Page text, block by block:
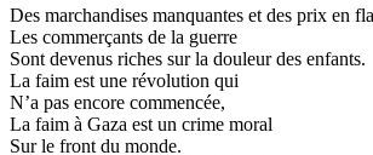
Des marchandises manquantes et des prix en
Les commerçants de la guerre
Sont devenus riches sur la douleur des enfants.
La faim est une révolution qui
N’a pas encore commencée,
La faim à Gaza est un crime moral
Sur le front du monde.